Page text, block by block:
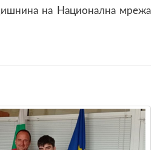
на Национална мрежа